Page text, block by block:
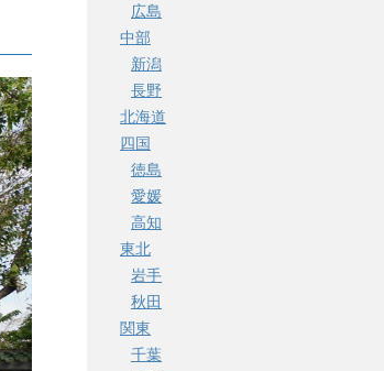
広島
中部
新潟
長野
北海道
四国
徳島
愛媛
高知
東北
岩手
秋田
関東
千葉